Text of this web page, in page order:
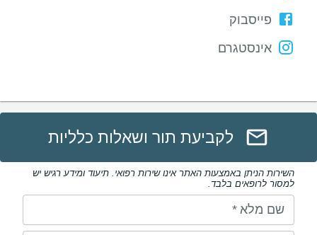
פייסבוק
אינסטגרם
לקביעת תור ושאלות כלליות
השירות הניתן באמצעות האתר אינו שירות רפואי. תיעוד ומידע רגיש יש
למסור לרופאים בלבד.
שם מלא*